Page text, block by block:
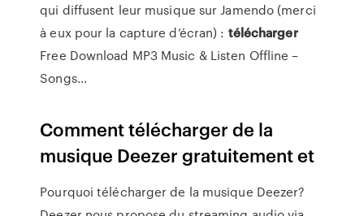
qui diffusent leur musique sur Jamendo (merci
à eux pour la capture d’écran) : télécharger
Free Download MP3 Music & Listen Offline –
Songs…
Comment télécharger de la
musique Deezer gratuitement et
Pourquoi télécharger de la musique Deezer?